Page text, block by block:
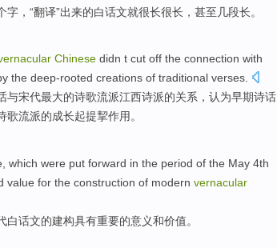
字 ，“翻译”出来的白话文就很长很长， 甚至 几段长。
Chinese didn t cut off the connection with
the deep-rooted creations of traditional verses.
与宋代最大的诗歌流派江西诗派的关系 ， 认为早期诗话
歌流派的成长起提挈作用。
, which were put forward in the period of the May 4th
value for the construction of modern vernacular
白话文的建构具有重要的意义和价值。